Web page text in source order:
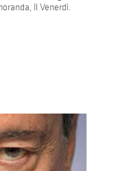
Il Venerdì.